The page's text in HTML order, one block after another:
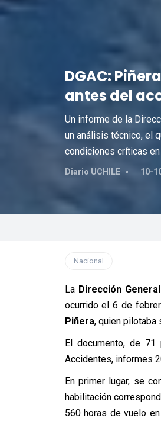
DGAC:
antes del
Un informe de la
un análisis técnico, el
condiciones críticas
Diario UCHILE 10-
Nacional
La Dirección
ocurrido el 6 de
Piñera, quien pilotaba
El documento, de
Accidentes, informes
En primer lugar, se
habilitación
560 horas de vuelo